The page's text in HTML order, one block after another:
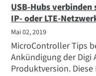
verändern, indem es
Verhaltensleistung, z.
Entscheidungsfindung
USB-Hubs verbinden
IP- oder LTE-
Mai 02, 2019
MicroController Tips
Ankündigung der Digi
Produktversion.